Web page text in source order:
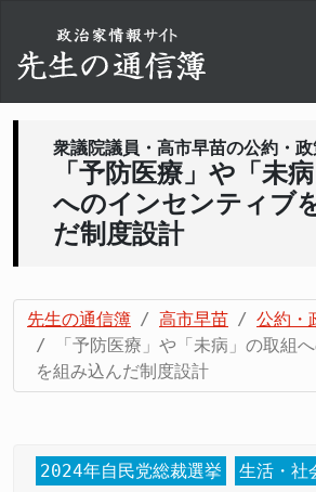
衆議院議員・高市早苗の公約・
「予防医療」や「未
へのインセンティブ
だ制度設計
先生の通信簿 高市早苗
公約・
「予防医療」や「未病」の取組
を組み込んだ制度設計
2024年自民党総裁選挙 生活・社